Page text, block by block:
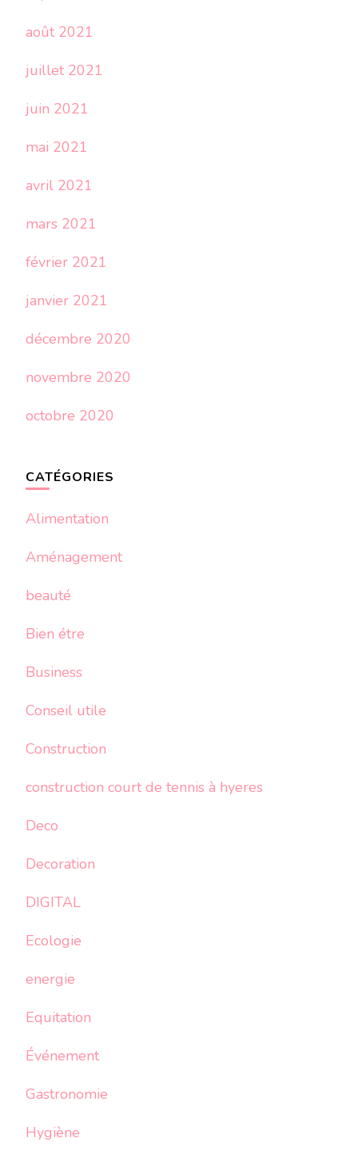
août 2021
juillet 2021
juin 2021
mai 2021
avril 2021
mars 2021
février 2021
janvier 2021
décembre 2020
novembre 2020
octobre 2020
CATÉGORIES
Alimentation
Aménagement
beauté
Bien étre
Business
Conseil utile
Construction
construction court de tennis à hyeres
Deco
Decoration
DIGITAL
Ecologie
energie
Equitation
Événement
Gastronomie
Hygiène